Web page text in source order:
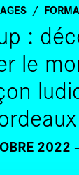
:
le
2022